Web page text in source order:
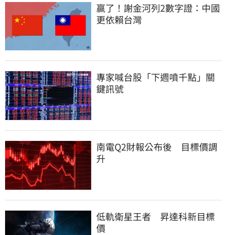
贏了！謝金河列2數字證：中國
更依賴台灣
專家喊台股「下週噴千點」關
鍵訊號
南電Q2財報公布後　目標價調
升
低軌衛星王者　昇達科新目標
價